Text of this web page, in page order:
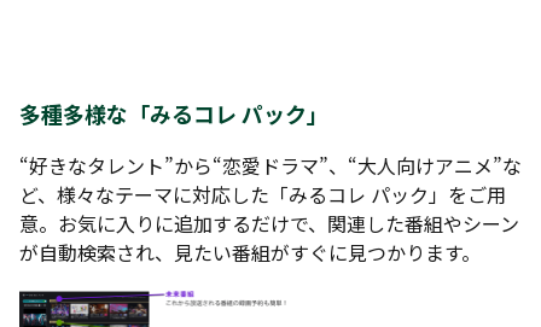
多種多様な「みるコレ パック」
“好きなタレント”から“恋愛ドラマ”、“大人向けアニメ”な
ど、様々なテーマに対応した「みるコレ パック」をご用
意。お気に入りに追加するだけで、関連した番組やシーン
が自動検索され、見たい番組がすぐに見つかります。